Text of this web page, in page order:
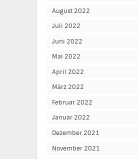
August 2022
Juli 2022
Juni 2022
Mai 2022
April 2022
März 2022
Februar 2022
Januar 2022
Dezember 2021
November 2021